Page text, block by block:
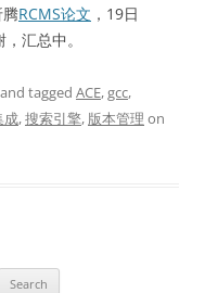
RCMS论文 ，19日
汇总中。
and tagged ACE,gcc,
成,搜索引擎, 版本管理 on